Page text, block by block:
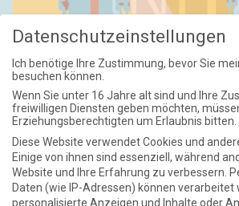
Kurze Prozesse
Datenschutzeinstellungen
Ich benötige Ihre Zustimmung, bevor Sie
besuchen können.
Wenn Sie unter 16 Jahre alt sind und Ihre
freiwilligen Diensten geben möchten,
Erziehungsberechtigten um Erlaubnis bitten.
Diese Website verwendet Cookies und
Einige von ihnen sind essenziell, während
Website und Ihre Erfahrung zu verbessern.
Daten (wie IP-Adressen) können verarbeitet
personalisierte Anzeigen und Inhalte oder